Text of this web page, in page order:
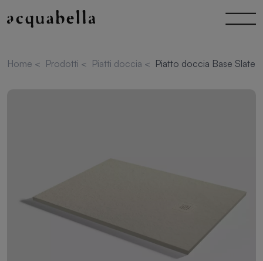
Home < Prodotti < Piatti doccia < Piatto doccia Base Slate